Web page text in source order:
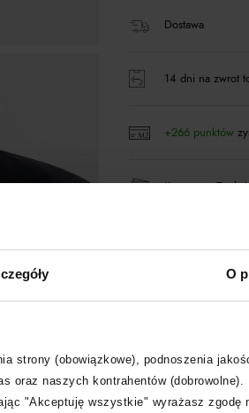
O
strony (obowiązkowe), podnoszenia
naszych kontrahentów (dobrowolne).
"Akceptuję wszystkie" wyrażasz zgodę
Dostawa
14 dni na zwrot
+266 punktów
Kup teraz,
Produkt dostępny